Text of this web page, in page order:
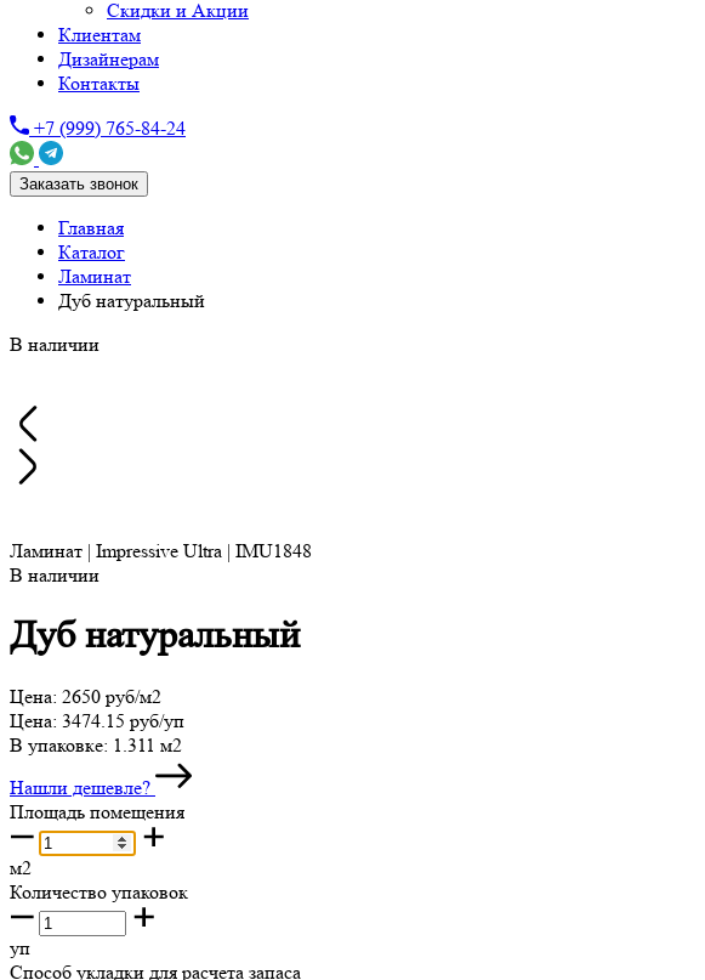
Скидки и Акции
Клиентам
Дизайнерам
Контакты
+7 (999) 765-84-24
Заказать звонок
Главная
Каталог
Ламинат
Дуб натуральный
В наличии
Ламинат | Impressive Ultra | IMU1848
В наличии
Дуб натуральный
Цена: 2650 руб/м2
Цена: 3474.15 руб/уп
В упаковке: 1.311 м2
Нашли дешевле?
Площадь помещения
м2
Количество упаковок
уп
Способ укладки для расчета запаса